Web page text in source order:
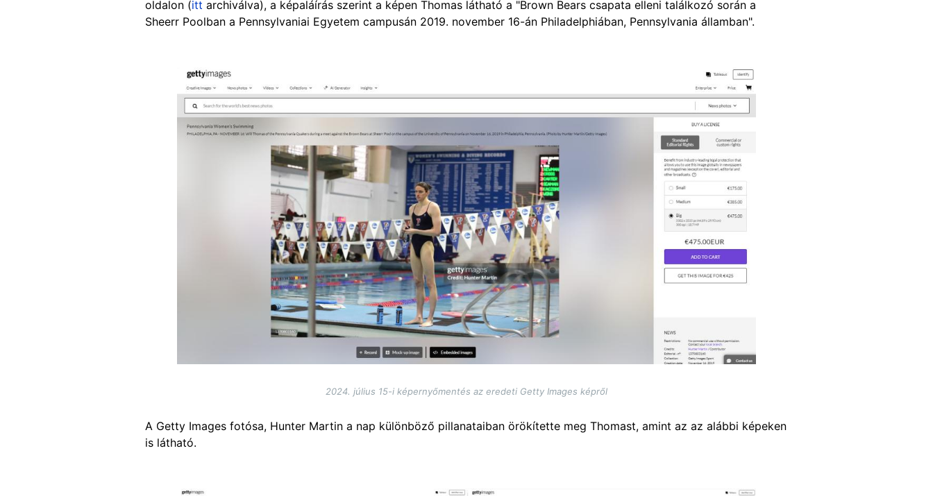
oldalon (itt archiválva), a képaláírás szerint a képen Thomas látható a "Brown Bears csapata elleni találkozó során a
Sheerr Poolban a Pennsylvaniai Egyetem campusán 2019. november 16-án Philadelphiában, Pennsylvania államban".
2024. július 15-i képernyőmentés az eredeti Getty Images képről
A Getty Images fotósa, Hunter Martin a nap különböző pillanataiban örökítette meg Thomast, amint az az alábbi képeken
is látható.